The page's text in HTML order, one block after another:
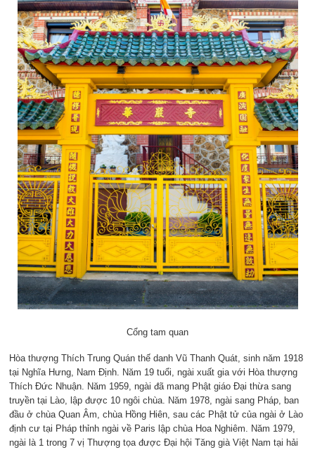
Cổng tam quan
Hòa thượng Thích Trung Quán thế danh Vũ Thanh Quát, sinh năm 1918
tại Nghĩa Hưng, Nam Định. Năm 19 tuổi, ngài xuất gia với Hòa thượng
Thích Đức Nhuận. Năm 1959, ngài đã mang Phật giáo Đại thừa sang
truyền tại Lào, lập được 10 ngôi chùa. Năm 1978, ngài sang Pháp, ban
đầu ở chùa Quan Âm, chùa Hồng Hiên, sau các Phật tử của ngài ở Lào
định cư tại Pháp thỉnh ngài về Paris lập chùa Hoa Nghiêm. Năm 1979,
ngài là 1 trong 7 vị Thượng tọa được Đại hội Tăng già Việt Nam tại hải